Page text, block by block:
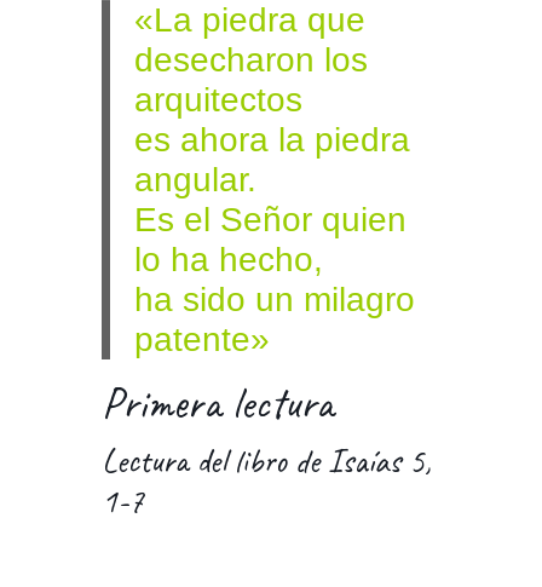
«La piedra que
desecharon los
arquitectos
es ahora la piedra
angular.
Es el Señor quien
lo ha hecho,
ha sido un milagro
patente»
Primera lectura
Lectura del libro de Isaías 5,
1-7